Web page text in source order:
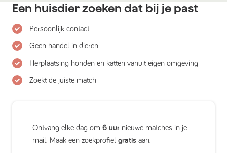
Een huisdier zoeken dat bij je past
Persoonlijk contact
Geen handel in dieren
Herplaatsing honden en katten vanuit eigen omgeving
Zoekt de juiste match
Ontvang elke dag om 6 uur nieuwe matches in je
mail. Maak een zoekprofiel gratis aan.